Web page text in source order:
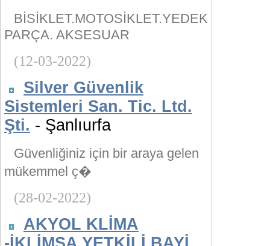
BİSİKLET.MOTOSİKLET.YEDEK
PARÇA. AKSESUAR
(12-03-2022)
Silver Güvenlik
Sistemleri San. Tic. Ltd.
Şti. - Şanlıurfa
Güvenliğiniz için bir araya gelen
mükemmel ç�
(28-02-2022)
AKYOL KLİMA